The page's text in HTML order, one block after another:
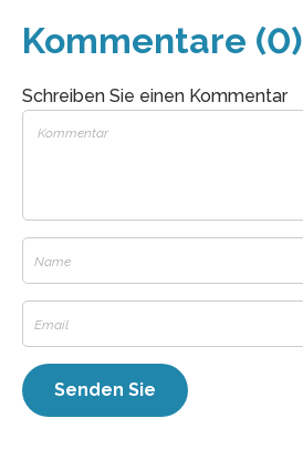
Kommentare (0)
Schreiben Sie einen Kommentar